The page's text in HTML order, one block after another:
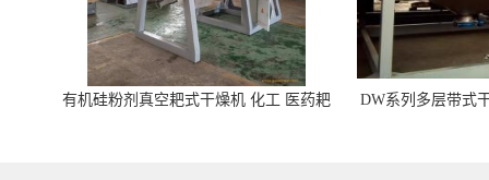
有机硅粉剂真空耙式干燥机 化工 医药耙
DW系列多层带式